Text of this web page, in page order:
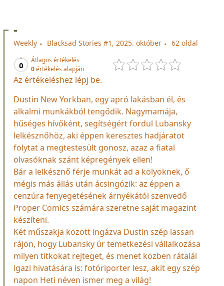
-
Weekly Blacksad Stories #1, 2025. október 62 oldal
0
Átlagos értékelés
0értékelés alapján
Az értékeléshez lépj be.
Dustin New Yorkban, egy apró lakásban él, és
alkalmi munkákból tengődik. Nagymamája,
hűséges hívőként, segítségért fordul Lubansky
lelkésznőhöz, aki éppen keresztes hadjáratot
folytat a megtestesült gonosz, azaz a fiatal
olvasóknak szánt képregények ellen!
Bár a lelkésznő férje munkát ad a kölyöknek, ő
mégis más állás után ácsingózik: az éppen a
cenzúra fenyegetésének árnyékától szenvedő
Proper Comics számára szeretne saját magazint
készíteni.
Két műszakja között ingázva Dustin szép lassan
rájön, hogy Lubansky úr temetkezési vállalkozása
milyen titkokat rejteget, és menet közben rátalál
igazi hivatására is: fotóriporter lesz, akit egy szép
napon Heti néven ismer meg a világ!